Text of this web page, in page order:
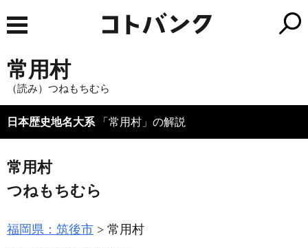
常用村
（読み）つねもちむら
日本歴史地名大系 「常用村」の解説
常用村
つねもちむら
福岡県：筑後市
常用村